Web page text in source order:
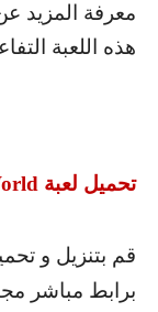
معرفة المزيد
هذه اللعبة
تحميل لعبة
قم بتنزيل و
برابط مباشر